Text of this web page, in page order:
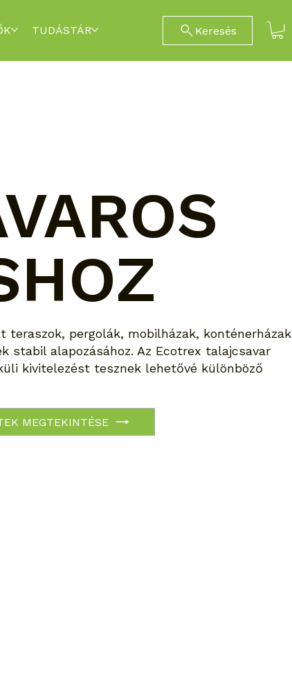
TUDÁSTÁR Keresés
teraszok, pergolák, mobilházak, konténerházak
stabil alapozásához. Az Ecotrex talajcsavar
kivitelezést tesznek lehetővé különböző
MEGTEKINTÉSE